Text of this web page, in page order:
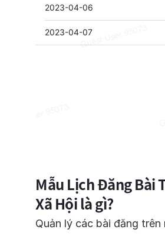
Mẫu Lịch Đăng Bài
Xã Hội là gì?
Quản lý các bài đăng trên